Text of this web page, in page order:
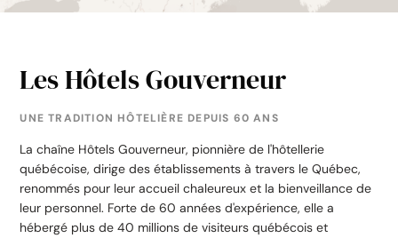
Les Hôtels Gouverneur
UNE TRADITION HÔTELIÈRE DEPUIS 60 ANS
La chaîne Hôtels Gouverneur, pionnière de l'hôtellerie
québécoise, dirige des établissements à travers le Québec,
renommés pour leur accueil chaleureux et la bienveillance de
leur personnel. Forte de 60 années d'expérience, elle a
hébergé plus de 40 millions de visiteurs québécois et